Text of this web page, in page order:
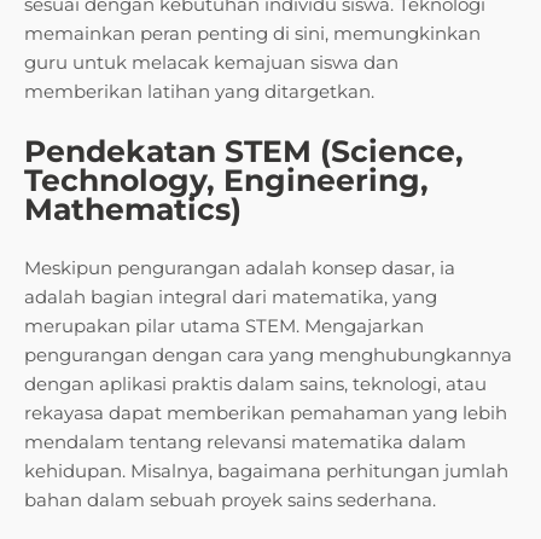
memainkan peran penting di sini, memungkinkan
guru untuk melacak kemajuan siswa dan
memberikan latihan yang ditargetkan.
Pendekatan STEM (Science,
Technology, Engineering,
Mathematics)
Meskipun pengurangan adalah konsep dasar, ia
adalah bagian integral dari matematika, yang
merupakan pilar utama STEM. Mengajarkan
pengurangan dengan cara yang menghubungkannya
dengan aplikasi praktis dalam sains, teknologi, atau
rekayasa dapat memberikan pemahaman yang lebih
mendalam tentang relevansi matematika dalam
kehidupan. Misalnya, bagaimana perhitungan jumlah
bahan dalam sebuah proyek sains sederhana.